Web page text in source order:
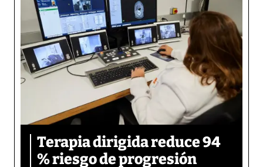
Terapia dirigida reduce 94
% riesgo de progresión